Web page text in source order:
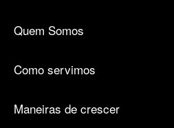
Quem Somos
Como servimos
Maneiras de crescer